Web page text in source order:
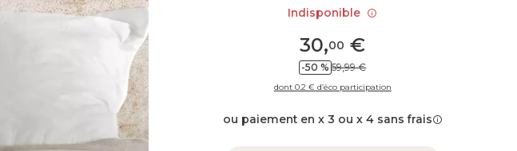
30,00 €
-50 % 59,99 €
dont 0.2 € d’éco participation
ou paiement en x 3 ou x 4 sans frais